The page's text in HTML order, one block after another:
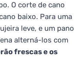
O corte de cano
baixo. Para uma
leve, e um pano
alterná-los com
frescas e os